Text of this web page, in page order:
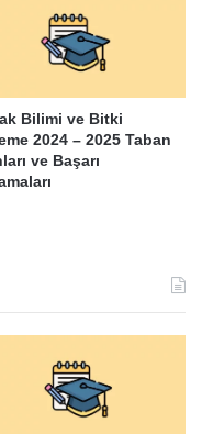
Bilimi ve Bitki
2024 – 2025 Taban
ve Başarı